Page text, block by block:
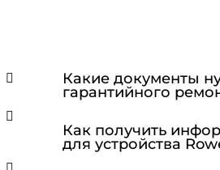
Какие документы
гарантийного
Как получить
для устройства